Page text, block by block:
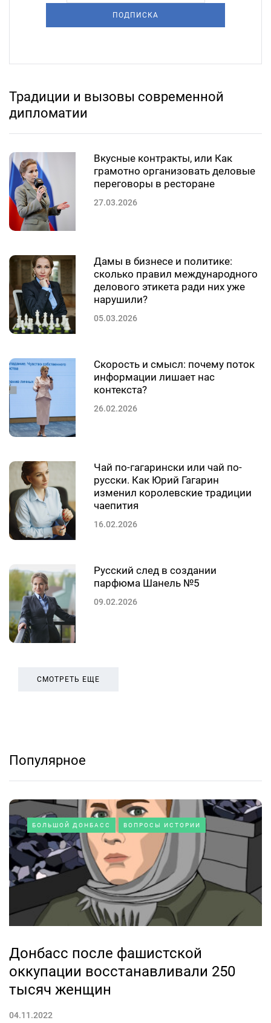
ПОДПИСКА
Традиции и вызовы современной
дипломатии
Вкусные контракты, или Как
грамотно организовать деловые
переговоры в ресторане
27.03.2026
Дамы в бизнесе и политике:
сколько правил международного
делового этикета ради них уже
нарушили?
05.03.2026
Скорость и смысл: почему поток
информации лишает нас
контекста?
26.02.2026
Чай по-гагарински или чай по-
русски. Как Юрий Гагарин
изменил королевские традиции
чаепития
16.02.2026
Русский след в создании
парфюма Шанель №5
09.02.2026
СМОТРЕТЬ ЕЩЕ
Популярное
БОЛЬШОЙ ДОНБАСС ВОПРОСЫ ИСТОРИИ
Донбасс после фашистской
оккупации восстанавливали 250
тысяч женщин
04.11.2022